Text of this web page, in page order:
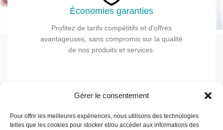
Économies garanties
Profitez de tarifs compétitifs et d'offres
avantageuses, sans compromis sur la qualité
de nos produits et services.
Gérer le consentement
Pour offrir les meilleures expériences, nous utilisons des technologies
telles que les cookies pour stocker et/ou accéder aux informations des
DEMANDER UN DEVIS
Liens utiles